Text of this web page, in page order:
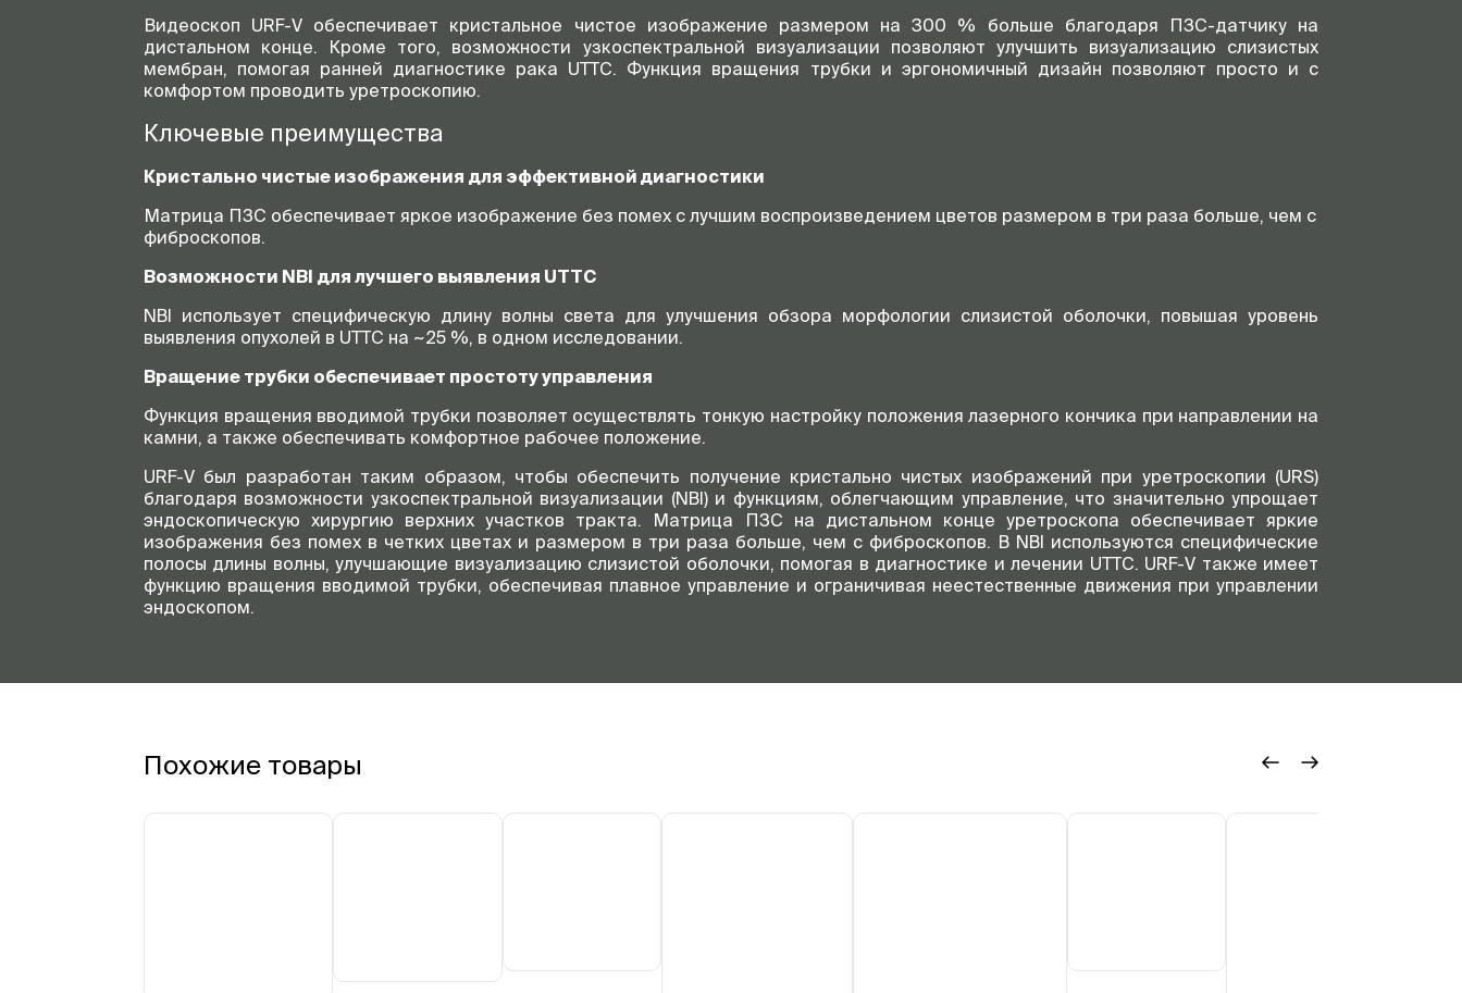
Видеоскоп URF-V обеспечивает кристальное чистое изображение размером на 300 % больше благодаря ПЗС-датчику на
дистальном конце. Кроме того, возможности узкоспектральной визуализации позволяют улучшить визуализацию слизистых
мембран, помогая ранней диагностике рака UTTC. Функция вращения трубки и эргономичный дизайн позволяют просто и с
комфортом проводить уретроскопию.
Ключевые преимущества
Кристально чистые изображения для эффективной диагностики
Матрица ПЗС обеспечивает яркое изображение без помех с лучшим воспроизведением цветов размером в три раза больше, чем с
фиброскопов.
Возможности NBI для лучшего выявления UTTC
NBI использует специфическую длину волны света для улучшения обзора морфологии слизистой оболочки, повышая уровень
выявления опухолей в UTTC на ~25 %, в одном исследовании.
Вращение трубки обеспечивает простоту управления
Функция вращения вводимой трубки позволяет осуществлять тонкую настройку положения лазерного кончика при направлении на
камни, а также обеспечивать комфортное рабочее положение.
URF-V был разработан таким образом, чтобы обеспечить получение кристально чистых изображений при уретроскопии (URS)
благодаря возможности узкоспектральной визуализации (NBI) и функциям, облегчающим управление, что значительно упрощает
эндоскопическую хирургию верхних участков тракта. Матрица ПЗС на дистальном конце уретроскопа обеспечивает яркие
изображения без помех в четких цветах и размером в три раза больше, чем с фиброскопов. В NBI используются специфические
полосы длины волны, улучшающие визуализацию слизистой оболочки, помогая в диагностике и лечении UTTC. URF-V также имеет
функцию вращения вводимой трубки, обеспечивая плавное управление и ограничивая неестественные движения при управлении
эндоскопом.
Похожие товары